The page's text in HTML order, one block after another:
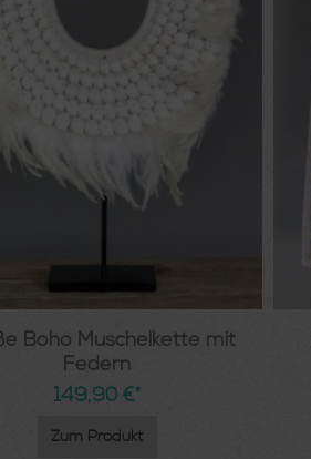
Boho Muschelkette mit
Federn
149,90 €*
Zum Produkt